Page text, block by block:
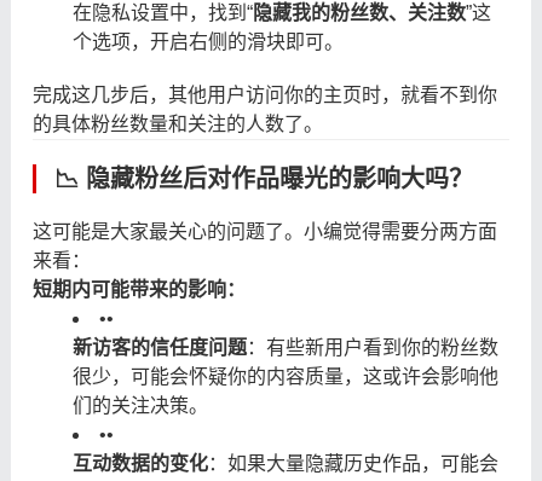
在隐私设置中，找到“隐藏我的粉丝数、关注数”这
个选项，开启右侧的滑块即可。
完成这几步后，其他用户访问你的主页时，就看不到你
的具体粉丝数量和关注的人数了。
📉 隐藏粉丝后对作品曝光的影响大吗？
这可能是大家最关心的问题了。小编觉得需要分两方面
来看：
短期内可能带来的影响：
••
新访客的信任度问题：有些新用户看到你的粉丝数
很少，可能会怀疑你的内容质量，这或许会影响他
们的关注决策。
••
互动数据的变化：如果大量隐藏历史作品，可能会